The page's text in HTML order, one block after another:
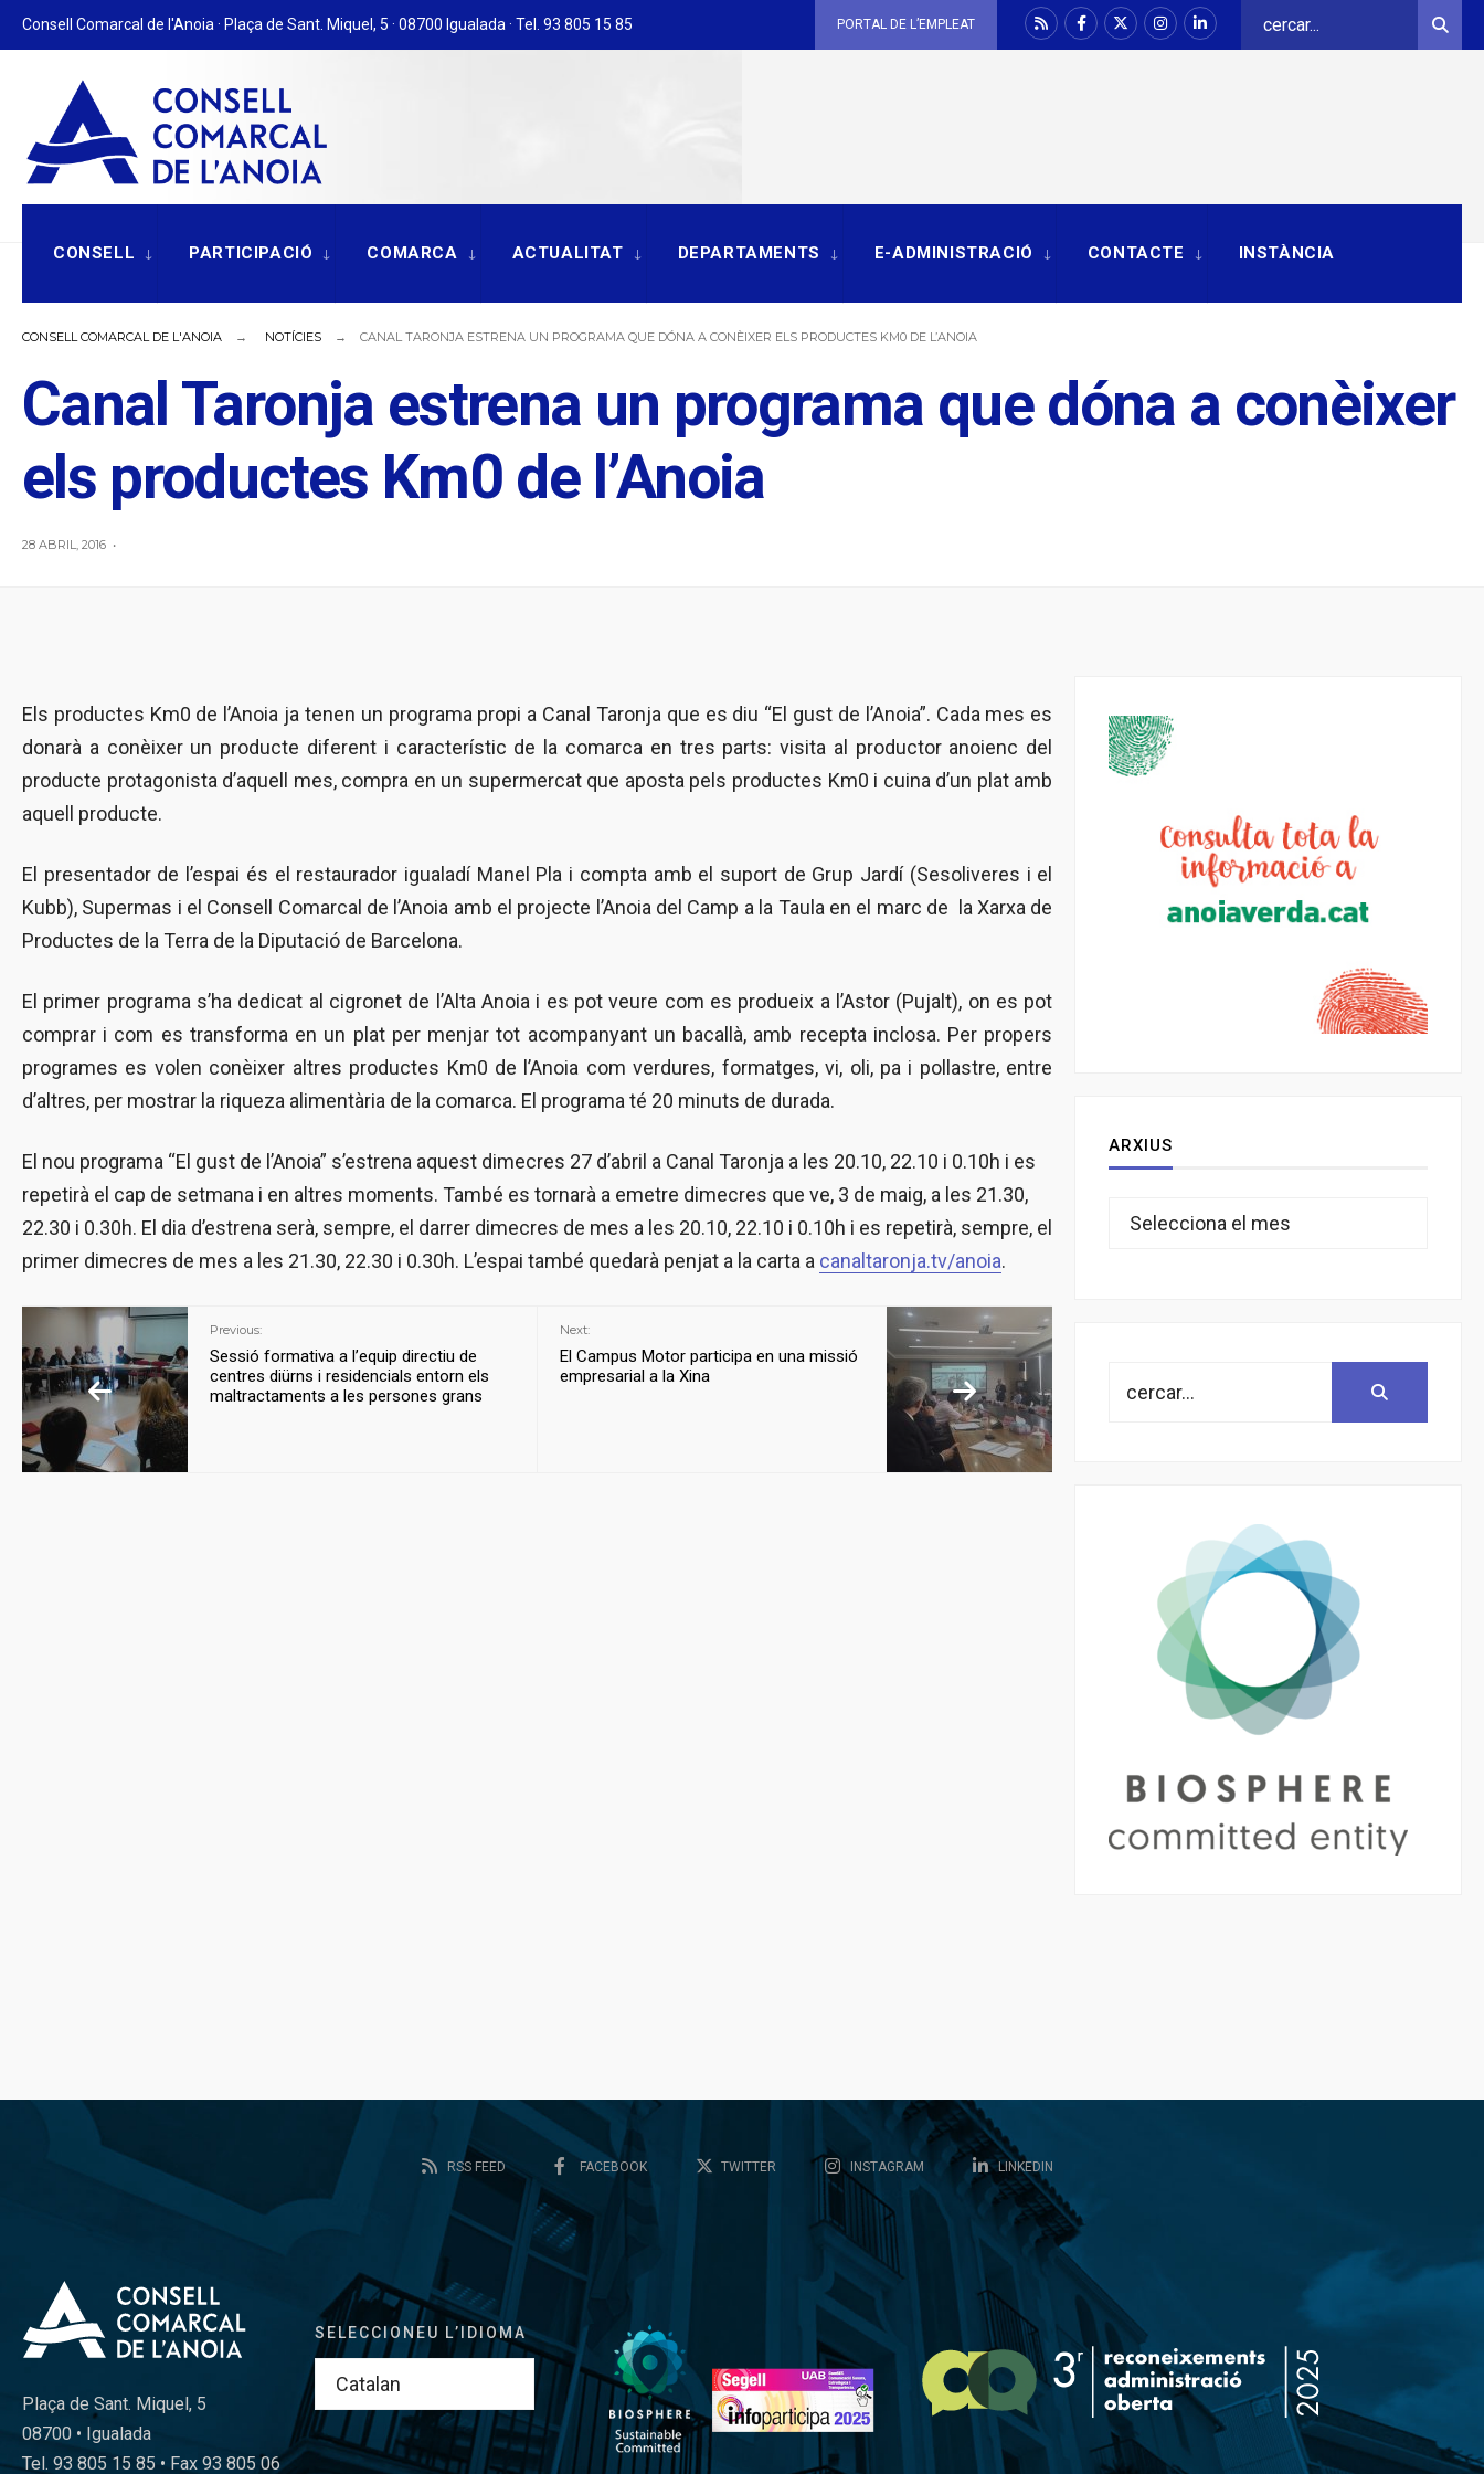
Skip
to
Consell Comarcal de l'Anoia · Plaça de Sant. Miquel, 5 · 08700 Igualada · Tel. 93 805 15 85
for:
PORTAL DE L’EMPLEAT
CONSELL PARTICIPACIÓ COMARCA ACTUALITAT DEPARTAMENTS E-ADMINISTRACIÓ CONTACTE INSTÀNCIA
CONSELL COMARCAL DE L'ANOIA NOTÍCIES CANAL TARONJA ESTRENA UN PROGRAMA QUE DÓNA A CONÈIXER ELS PRODUCTES KM0 DE L’ANOIA
Canal Taronja estrena un programa que dóna a conèixer
els productes Km0 de l’Anoia
28 ABRIL, 2016 •
Els productes Km0 de l’Anoia ja tenen un programa propi a Canal Taronja que es diu “El gust de l’Anoia”. Cada mes es
donarà a conèixer un producte diferent i característic de la comarca en tres parts: visita al productor anoienc del
producte protagonista d’aquell mes, compra en un supermercat que aposta pels productes Km0 i cuina d’un plat amb
aquell producte.
El presentador de l’espai és el restaurador igualadí Manel Pla i compta amb el suport de Grup Jardí (Sesoliveres i el
Kubb), Supermas i el Consell Comarcal de l’Anoia amb el projecte l’Anoia del Camp a la Taula en el marc de la Xarxa de
Productes de la Terra de la Diputació de Barcelona.
El primer programa s’ha dedicat al cigronet de l’Alta Anoia i es pot veure com es produeix a l’Astor (Pujalt), on es pot
comprar i com es transforma en un plat per menjar tot acompanyant un bacallà, amb recepta inclosa. Per propers
programes es volen conèixer altres productes Km0 de l’Anoia com verdures, formatges, vi, oli, pa i pollastre, entre
d’altres, per mostrar la riqueza alimentària de la comarca. El programa té 20 minuts de durada.
El nou programa “El gust de l’Anoia” s’estrena aquest dimecres 27 d’abril a Canal Taronja a les 20.10, 22.10 i 0.10h i es
repetirà el cap de setmana i en altres moments. També es tornarà a emetre dimecres que ve, 3 de maig, a les 21.30,
22.30 i 0.30h. El dia d’estrena serà, sempre, el darrer dimecres de mes a les 20.10, 22.10 i 0.10h i es repetirà, sempre, el
primer dimecres de mes a les 21.30, 22.30 i 0.30h. L’espai també quedarà penjat a la carta a canaltaronja.tv/anoia.
Previous:
Sessió formativa a l’equip directiu de
centres diürns i residencials entorn els
maltractaments a les persones grans
Next:
El Campus Motor participa en una missió
empresarial a la Xina
ARXIUS
RSS FEED FACEBOOK TWITTER INSTAGRAM LINKEDIN
Plaça de Sant. Miquel, 5
08700 • Igualada
Tel. 93 805 15 85 • Fax 93 805 06
SELECCIONEU L’IDIOMA